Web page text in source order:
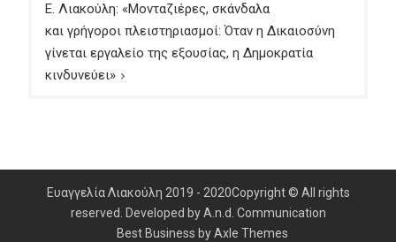
Ε. Λιακούλη: «Μονταζιέρες, σκάνδαλα
και γρήγοροι πλειστηριασμοί: Όταν η Δικαιοσύνη
γίνεται εργαλείο της εξουσίας, η Δημοκρατία
κινδυνεύει»
Ευαγγελία Λιακούλη 2019 - 2020Copyright © All rights
reserved. Developed by A.n.d. Communication
Best Business byAxle Themes